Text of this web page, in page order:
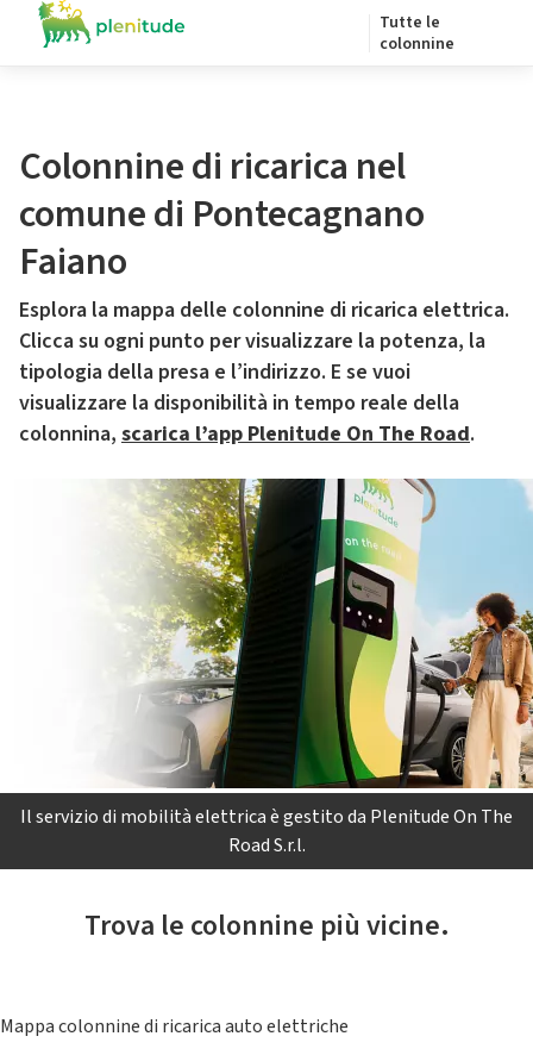
Tutte le
colonnine
Colonnine di ricarica nel
comune di Pontecagnano
Faiano
Esplora la mappa delle colonnine di ricarica elettrica.
Clicca su ogni punto per visualizzare la potenza, la
tipologia della presa e l’indirizzo. E se vuoi
visualizzare la disponibilità in tempo reale della
colonnina, scarica l’app Plenitude On The Road.
Il servizio di mobilità elettrica è gestito da Plenitude On The
Road S.r.l.
Trova le colonnine più vicine.
Mappa colonnine di ricarica auto elettriche